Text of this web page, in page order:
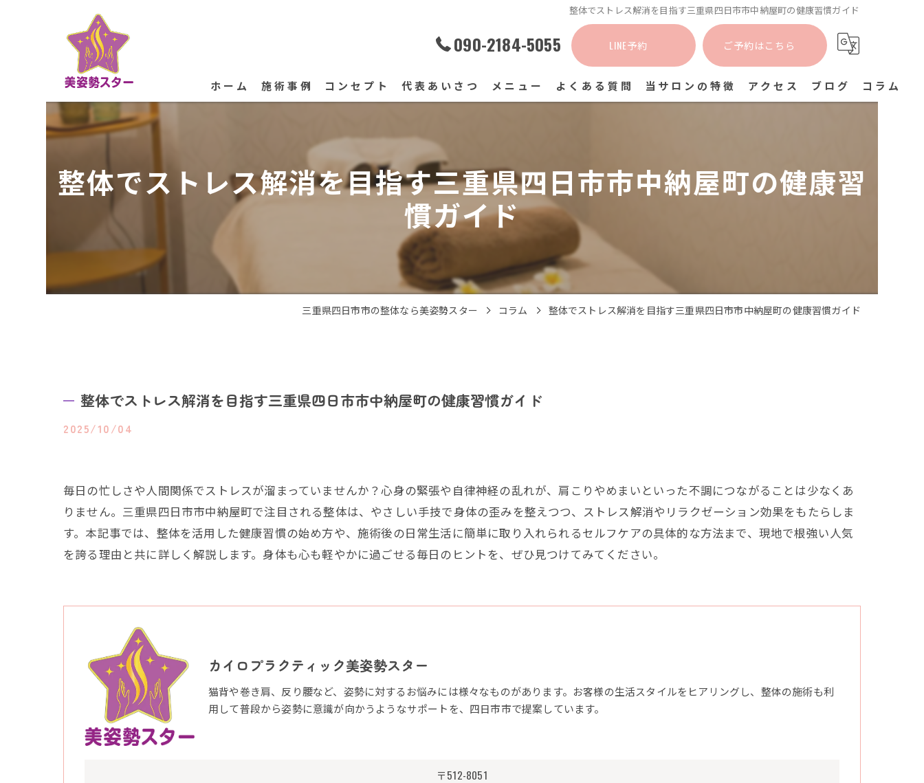
整体でストレス解消を目指す三重県四日市市中納屋町の健康習慣ガイド
090-2184-5055 LINE予約 ご予約はこちら
ホーム 施術事例 コンセプト 代表あいさつ メニュー よくある質問 当サロンの特徴
猫背矯正
アクセス ブログ コラム
整体でストレス解消を目指す三重県四日市市中納屋町の健康習
慣ガイド
三重県四日市市の整体なら美姿勢スター コラム 整体でストレス解消を目指す三重県四日市市中納屋町の健康習慣ガイド
整体でストレス解消を目指す三重県四日市市中納屋町の健康習慣ガイド
2025/10/04
毎日の忙しさや人間関係でストレスが溜まっていませんか？心身の緊張や自律神経の乱れが、肩こりやめまいといった不調につながることは少なくあ
りません。三重県四日市市中納屋町で注目される整体は、やさしい手技で身体の歪みを整えつつ、ストレス解消やリラクゼーション効果をもたらしま
す。本記事では、整体を活用した健康習慣の始め方や、施術後の日常生活に簡単に取り入れられるセルフケアの具体的な方法まで、現地で根強い人気
を誇る理由と共に詳しく解説します。身体も心も軽やかに過ごせる毎日のヒントを、ぜひ見つけてみてください。
カイロプラクティック美姿勢スター
猫背や巻き肩、反り腰など、姿勢に対するお悩みには様々なものがあります。お客様の生活スタイルをヒアリングし、整体の施術も利
用して普段から姿勢に意識が向かうようなサポートを、四日市市で提案しています。
〒512-8051